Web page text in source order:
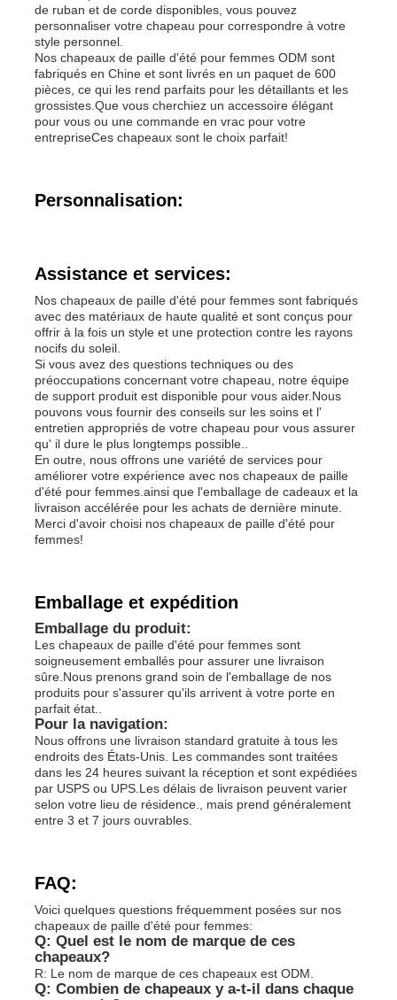
Bonnets en tricot populaires
Foulard silencieux pour femme
Gants tricotés pour l'hiver
de ruban et de corde disponibles, vous pouvez
personnaliser votre chapeau pour correspondre à votre
style personnel.
Nos chapeaux de paille d'été pour femmes ODM sont
fabriqués en Chine et sont livrés en un paquet de 600
pièces, ce qui les rend parfaits pour les détaillants et les
grossistes.Que vous cherchiez un accessoire élégant
pour vous ou une commande en vrac pour votre
entrepriseCes chapeaux sont le choix parfait!
Personnalisation:
Assistance et services:
Nos chapeaux de paille d'été pour femmes sont fabriqués
avec des matériaux de haute qualité et sont conçus pour
offrir à la fois un style et une protection contre les rayons
nocifs du soleil.
Si vous avez des questions techniques ou des
préoccupations concernant votre chapeau, notre équipe
de support produit est disponible pour vous aider.Nous
pouvons vous fournir des conseils sur les soins et l'
entretien appropriés de votre chapeau pour vous assurer
qu' il dure le plus longtemps possible..
En outre, nous offrons une variété de services pour
améliorer votre expérience avec nos chapeaux de paille
d'été pour femmes.ainsi que l'emballage de cadeaux et la
livraison accélérée pour les achats de dernière minute.
Merci d'avoir choisi nos chapeaux de paille d'été pour
femmes!
Emballage et expédition
Emballage du produit:
Les chapeaux de paille d'été pour femmes sont
soigneusement emballés pour assurer une livraison
sûre.Nous prenons grand soin de l'emballage de nos
produits pour s'assurer qu'ils arrivent à votre porte en
parfait état..
Pour la navigation:
Nous offrons une livraison standard gratuite à tous les
endroits des États-Unis. Les commandes sont traitées
dans les 24 heures suivant la réception et sont expédiées
par USPS ou UPS.Les délais de livraison peuvent varier
selon votre lieu de résidence., mais prend généralement
entre 3 et 7 jours ouvrables.
FAQ:
Voici quelques questions fréquemment posées sur nos
chapeaux de paille d'été pour femmes:
Q: Quel est le nom de marque de ces
chapeaux?
R: Le nom de marque de ces chapeaux est ODM.
Q: Combien de chapeaux y a-t-il dans chaque